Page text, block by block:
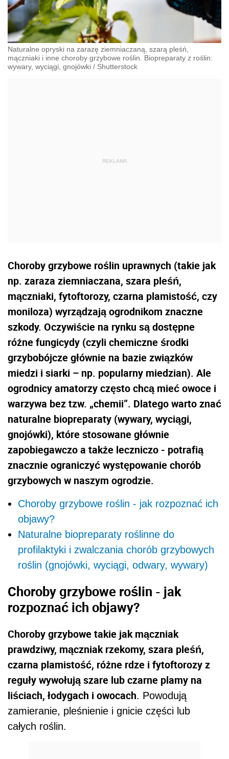
Naturalne opryski na zarazę ziemniaczaną, szarą pleśń,
mączniaki i inne choroby grzybowe roślin. Biopreparaty z roślin:
wywary, wyciągi, gnojówki / Shutterstock
Choroby grzybowe roślin uprawnych (takie jak
np. zaraza ziemniaczana, szara pleśń,
mączniaki, fytoftorozy, czarna plamistość, czy
moniloza) wyrządzają ogrodnikom znaczne
szkody. Oczywiście na rynku są dostępne
różne fungicydy (czyli chemiczne środki
grzybobójcze głównie na bazie związków
miedzi i siarki – np. popularny miedzian). Ale
ogrodnicy amatorzy często chcą mieć owoce i
warzywa bez tzw. „chemii”. Dlatego warto znać
naturalne biopreparaty (wywary, wyciągi,
gnojówki), które stosowane głównie
zapobiegawczo a także leczniczo - potrafią
znacznie ograniczyć występowanie chorób
grzybowych w naszym ogrodzie.
Choroby grzybowe roślin - jak rozpoznać ich
objawy?
Naturalne biopreparaty roślinne do
profilaktyki i zwalczania chorób grzybowych
roślin (gnojówki, wyciągi, odwary, wywary)
Choroby grzybowe roślin - jak
rozpoznać ich objawy?
Choroby grzybowe takie jak mączniak
prawdziwy, mączniak rzekomy, szara pleśń,
czarna plamistość, różne rdze i fytoftorozy z
reguły wywołują szare lub czarne plamy na
liściach, łodygach i owocach. Powodują
zamieranie, pleśnienie i gnicie części lub
całych roślin.